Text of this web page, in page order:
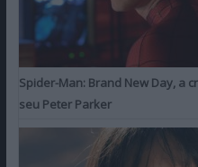
Spider-Man: Brand New Day, a
seu Peter Parker